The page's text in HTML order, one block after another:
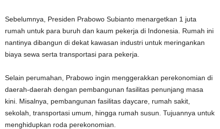
Sebelumnya, Presiden Prabowo Subianto menargetkan 1 juta
rumah untuk para buruh dan kaum pekerja di Indonesia. Rumah ini
nantinya dibangun di dekat kawasan industri untuk meringankan
biaya sewa serta transportasi para pekerja.
Selain perumahan, Prabowo ingin menggerakkan perekonomian di
daerah-daerah dengan pembangunan fasilitas penunjang masa
kini. Misalnya, pembangunan fasilitas daycare, rumah sakit,
sekolah, transportasi umum, hingga rumah susun. Tujuannya untuk
menghidupkan roda perekonomian.